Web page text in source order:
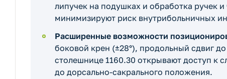
липучек на подушках и обработка ручек
минимизируют риск внутрибольничных
Расширенные возможности
боковой крен (±28°), продольный сдвиг
столешнице 1160.30 открывают доступ к
до дорсально-сакрального положения.